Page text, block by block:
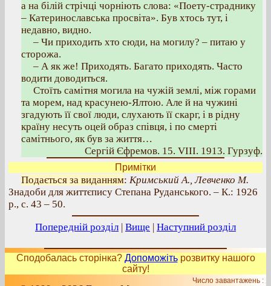
а на білій стрічці чорніють слова: «Поету-страднику
– Катеринославська просвіта». Був хтось тут, і
недавно, видно.
– Чи приходить хто сюди, на могилу? – питаю у
сторожа.
– А як же! Приходять. Багато приходять. Часто
водити доводиться.
Стоїть самітня могила на чужій землі, між горами
та морем, над красунею-Ялтою. Але й на чужині
згадують її свої люди, слухають її скарг, і в рідну
країну несуть оцей образ співця, і по смерті
самітнього, як був за життя…
Сергій Єфремов. 15. VIII. 1913. Гурзуф.
Примітки
Подається за виданням: Кримський А., Левченко М.
Знадоби для життєпису Степана Руданського. – К.: 1926
р., с. 43 – 50.
Попередній розділ | Вище | Наступний розділ
Сподобалась сторінка? Допоможітьрозвитку нашого
сайту!
Число завантажень :